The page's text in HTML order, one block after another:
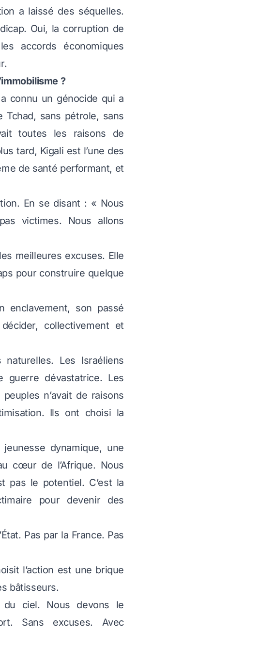
a laissé des séquelles.
Oui, la corruption de
accords économiques
?
connu un génocide qui a
Tchad, sans pétrole, sans
toutes les raisons de
tard, Kigali est l’une des
de santé performant, et
En se disant : « Nous
victimes. Nous allons
meilleures excuses. Elle
pour construire quelque
enclavement, son passé
collectivement et
naturelles. Les Israéliens
guerre dévastatrice. Les
n’avait de raisons
Ils ont choisi la
dynamique, une
cœur de l’Afrique. Nous
pas le potentiel. C’est la
pour devenir des
Pas par la France. Pas
l’action est une brique
bâtisseurs.
ciel. Nous devons le
Sans excuses. Avec